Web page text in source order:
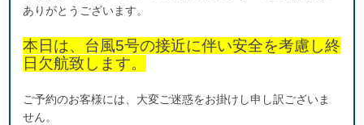
ありがとうございます。
本日は、台風5号の接近に伴い安全を考慮し終
日欠航致します。
ご予約のお客様には、大変ご迷惑をお掛けし申し訳ございま
せん。